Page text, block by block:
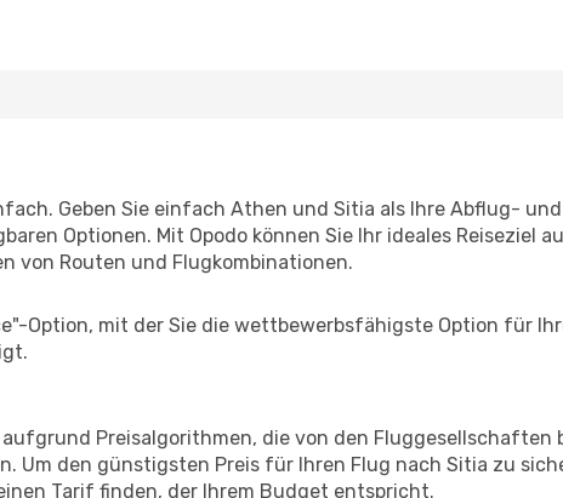
Geben Sie einfach Athen und Sitia als Ihre Abflug-
Optionen. Mit Opodo können Sie Ihr ideales Reiseziel
von Routen und Flugkombinationen.
Option, mit der Sie die wettbewerbsfähigste Option für
Preisalgorithmen, die von den
Um den günstigsten Preis für Ihren Flug nach Sitia zu
Tarif finden, der Ihrem Budget entspricht.